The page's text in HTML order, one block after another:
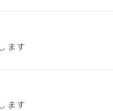
ます
ます